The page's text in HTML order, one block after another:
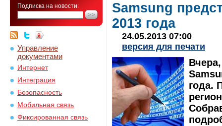
Подписка на новости:
Управление
документами
Интернет
Интеграция
Безопасность
Мобильная связь
Фиксированная связь
Samsung
2013 года
24.05.2013 07:00
версия для печати
года.